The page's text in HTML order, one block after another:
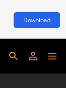
Download